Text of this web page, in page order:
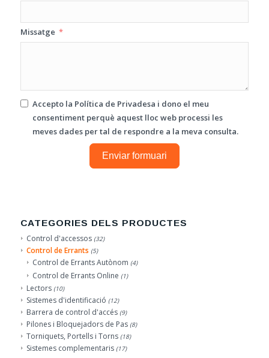
Missatge
Accepto la Política de Privadesa i dono el meu
consentiment perquè aquest lloc web processi les
meves dades per tal de respondre a la meva consulta.
Enviar formuari
CATEGORIES DELS PRODUCTES
Control d'accessos (32)
Control de Errants (5)
Control de Errants Autònom (4)
Control de Errants Online (1)
Lectors (10)
Sistemes d'identificació (12)
Barrera de control d'accés (9)
Pilones i Bloquejadors de Pas (8)
Torniquets, Portells i Torns (18)
Sistemes complementaris (17)